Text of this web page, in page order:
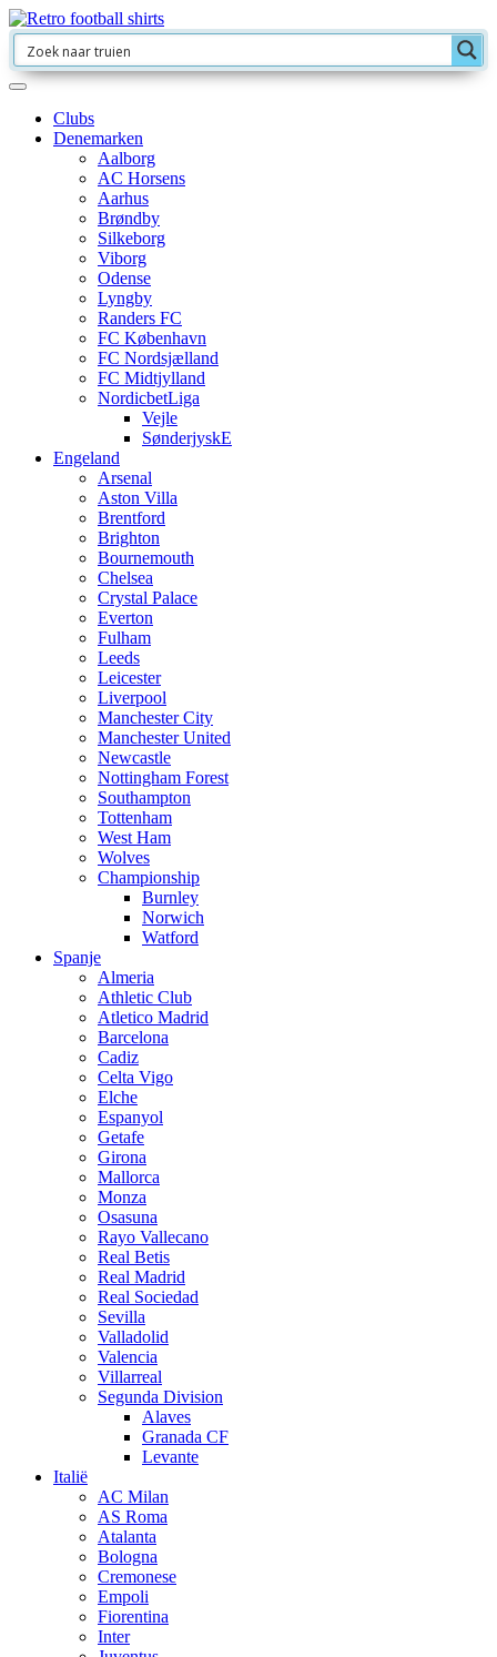
Clubs
Denemarken
Aalborg
AC Horsens
Aarhus
Brøndby
Silkeborg
Viborg
Odense
Lyngby
Randers FC
FC København
FC Nordsjælland
FC Midtjylland
NordicbetLiga
Vejle
SønderjyskE
Engeland
Arsenal
Aston Villa
Brentford
Brighton
Bournemouth
Chelsea
Crystal Palace
Everton
Fulham
Leeds
Leicester
Liverpool
Manchester City
Manchester United
Newcastle
Nottingham Forest
Southampton
Tottenham
West Ham
Wolves
Championship
Burnley
Norwich
Watford
Spanje
Almeria
Athletic Club
Atletico Madrid
Barcelona
Cadiz
Celta Vigo
Elche
Espanyol
Getafe
Girona
Mallorca
Monza
Osasuna
Rayo Vallecano
Real Betis
Real Madrid
Real Sociedad
Sevilla
Valladolid
Valencia
Villarreal
Segunda Division
Alaves
Granada CF
Levante
Italië
AC Milan
AS Roma
Atalanta
Bologna
Cremonese
Empoli
Fiorentina
Inter